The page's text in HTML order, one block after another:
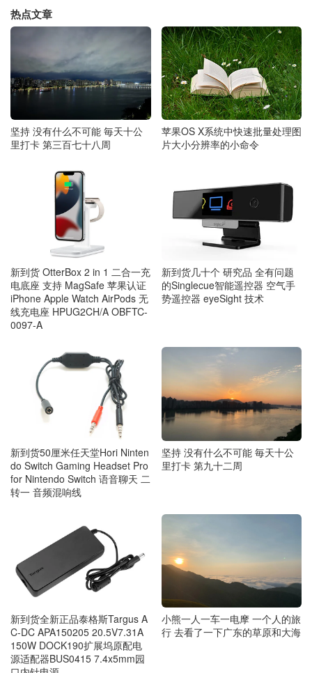
热点文章
坚持 没有什么不可能 毎天十公
里打卡 第三百七十八周
苹果OS X系统中快速批量处理图
片大小分辨率的小命令
新到货 OtterBox 2 in 1 二合一充
电底座 支持 MagSafe 苹果认证
iPhone Apple Watch AirPods 无
线充电座 HPUG2CH/A OBFTC-
0097-A
新到货几十个 研究品 全有问题
的Singlecue智能遥控器 空气手
势遥控器 eyeSight 技术
新到货50厘米任天堂Hori Ninten
do Switch Gaming Headset Pro
for Nintendo Switch 语音聊天 二
转一 音频混响线
坚持 没有什么不可能 毎天十公
里打卡 第九十二周
新到货全新正品泰格斯Targus A
C-DC APA150205 20.5V7.31A
150W DOCK190扩展坞原配电
源适配器BUS0415 7.4x5mm园
小熊一人一车一电摩 一个人的旅
行 去看了一下广东的草原和大海